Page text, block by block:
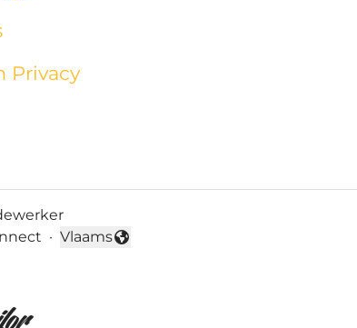
Privacy
·
Taal wijzigen
Vlaams